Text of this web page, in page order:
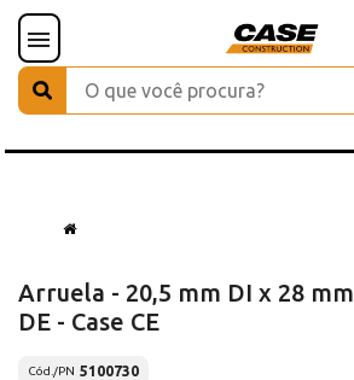
Arruela - 20,5 mm DI x 28 mm
DE - Case CE
Cód./PN 5100730